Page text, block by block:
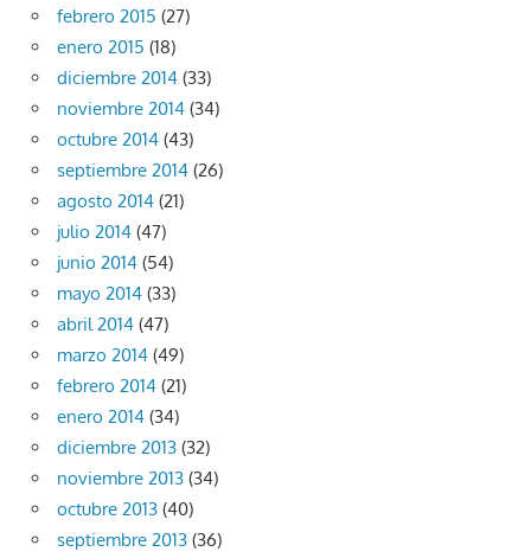
febrero 2015 (27)
enero 2015 (18)
diciembre 2014 (33)
noviembre 2014 (34)
octubre 2014 (43)
septiembre 2014 (26)
agosto 2014 (21)
julio 2014 (47)
junio 2014 (54)
mayo 2014 (33)
abril 2014 (47)
marzo 2014 (49)
febrero 2014 (21)
enero 2014 (34)
diciembre 2013 (32)
noviembre 2013 (34)
octubre 2013 (40)
septiembre 2013 (36)